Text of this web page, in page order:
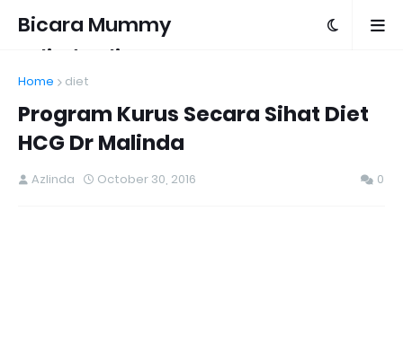
Bicara Mummy
Azlinda Alin
Home diet
Program Kurus Secara Sihat Diet
HCG Dr Malinda
Azlinda October 30, 2016 0